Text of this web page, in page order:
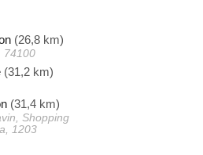
(26,8 km)
74100
(31,2 km)
(31,4 km)
Shopping
1203